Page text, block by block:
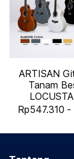
ARTISAN
Tanam
Rp547.310 -